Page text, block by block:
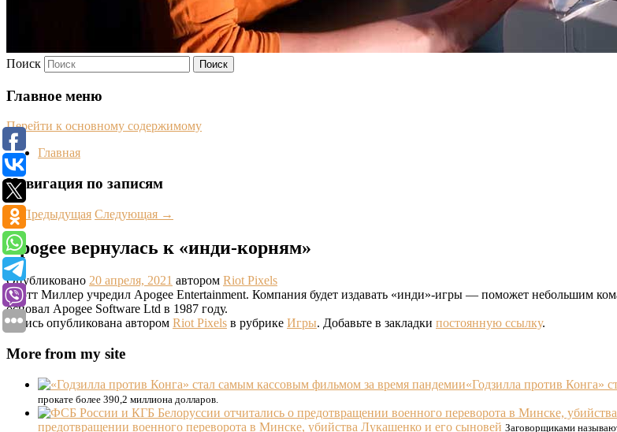
Поиск
Главное меню
Перейти к основному содержимому
Главная
Навигация по записям
←Предыдущая Следующая →
Apogee вернулась к «инди-корням»
Опубликовано 20 апреля, 2021 автором Riot Pixels
Скотт Миллер учредил Apogee Entertainment. Компания будет издавать «инди»-игры — поможет небольшим
основал Apogee Software Ltd в 1987 году.
Запись опубликована автором Riot Pixels в рубрике Игры. Добавьте в закладки постоянную ссылку.
More from my site
«Годзилла против Конга»
прокате более 390,2 миллиона долларов.
предотвращении военного переворота в Минске, убийства Лукашенко и его сыновей Заговорщиками